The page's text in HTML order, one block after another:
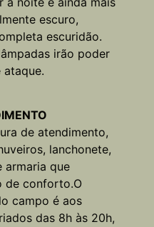
escuro,
escuridão.
irão poder
de atendimento,
lanchonete,
armaria que
de conforto.O
campo é aos
das 8h às 20h,